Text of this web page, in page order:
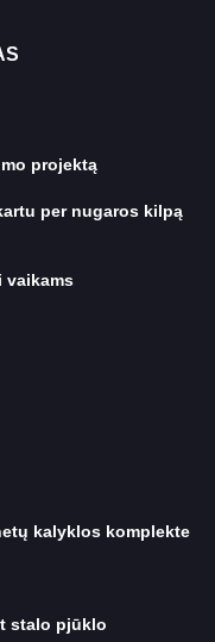
projektą
per nugaros kilpą
vaikams
kalyklos komplekte
stalo pjūklo